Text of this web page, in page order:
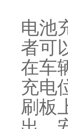
电池
者可
在车
充电
刷板